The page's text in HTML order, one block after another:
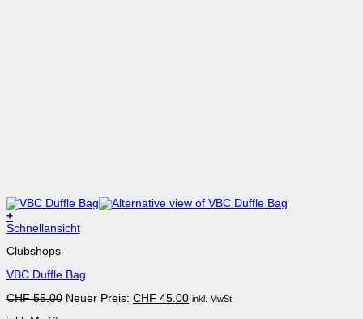
+
Dieses
weist
Varianten
Die
Schnellansicht
Clubshops
VBC Duffle Bag
CHF55.00 Ursprünglicher
Neuer Preis: CHF 45.00Aktueller
inkl. MwSt.